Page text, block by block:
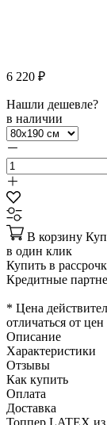
6 220 ₽
Нашли дешевле?
в наличии
В корзину
в один клик
Купить в
Кредитные
* Цена
отличаться от
Описание
Характеристики
Отзывы
Как купить
Оплата
Доставка
Топпер LATEX из